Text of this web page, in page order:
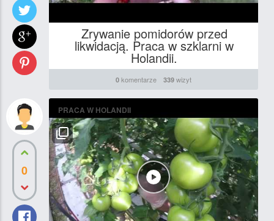
Zrywanie pomidorów przed
likwidacją. Praca w szklarni w
Holandii.
0 komentarze 339 wizyt
0
PRACA W HOLANDII